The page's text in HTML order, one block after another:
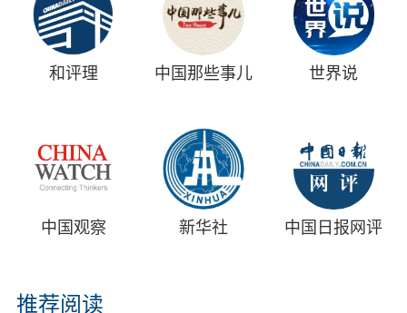
和评理 中国那些事儿 世界说
中国观察 新华社 中国日报网评
推荐阅读